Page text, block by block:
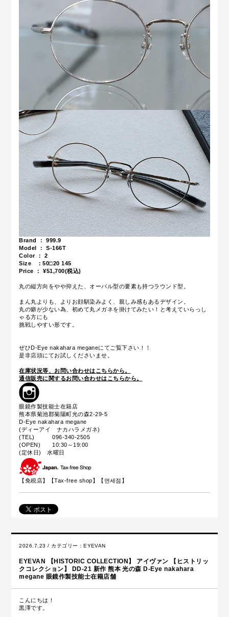
Brand ： 999.9
Model ： S-166T
Color ： 2
Size ：50□20 145
Price ： ¥51,700(税込)
丸の縦方向をやや抑えた、オーバル型の要素も持つラウンド型。
まん丸よりも、よりお顔馴染みよく、親しみ感もあるデザイン。
丸の癖が少ない為、初めて丸メガネを掛けてみたい！と考えていらっし
ゃる方にも
挑戦しやすい形です。
ぜひD-Eye nakahara meganeにてご覧下さい！！
是非店頭にてお試しくださいませ。
在庫状況等、お問い合わせはこちらから。
通信販売に関するお問い合わせはこちらから。
眼鏡作製技能士在籍店
熊本県菊池郡菊陽町光の森2-29-5
D-Eye nakahara megane
(ディーアイ ナカハラメガネ)
(TEL) 096-340-2505
(OPEN) 10:30～19:00
(定休日) 水曜日
【免税店】【Tax-free shop 】【면세점】
2026.7.23 / カテゴリー：EYEVAN
EYEVAN 【HISTORIC COLLECTION】 アイヴァン 【ヒストリッ
クコレクション】 DD-21 新作 熊本 光の森 D-Eye nakahara
megane 眼鏡作製技能士在籍店舗
こんにちは！
黒澤です。